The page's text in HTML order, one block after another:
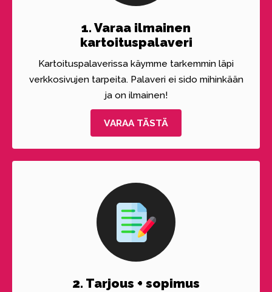
1. Varaa ilmainen
kartoituspalaveri
Kartoituspalaverissa käymme tarkemmin läpi
verkkosivujen tarpeita. Palaveri ei sido mihinkään
ja on ilmainen!
VARAA TÄSTÄ
2. Tarjous + sopimus